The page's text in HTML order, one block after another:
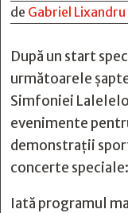
de Gabriel Lixandru
După un start
următoarele
Simfoniei
evenimente
demonstrații
concerte
Iată programul